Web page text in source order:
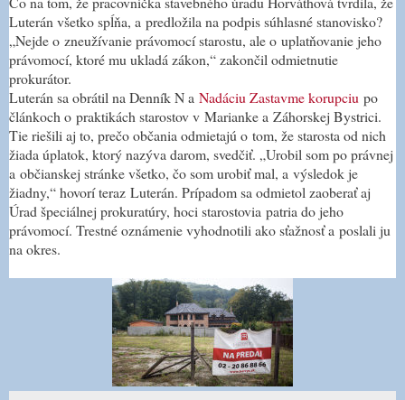
Luterán všetko spĺňa, a predložila na podpis súhlasné stanovisko?
„Nejde o zneužívanie právomocí starostu, ale o uplatňovanie jeho
právomocí, ktoré mu ukladá zákon,“ zakončil odmietnutie
prokurátor.
Luterán sa obrátil na Denník N a Nadáciu Zastavme korupciu po
článkoch o praktikách starostov v Marianke a Záhorskej Bystrici.
Tie riešili aj to, prečo občania odmietajú o tom, že starosta od nich
žiada úplatok, ktorý nazýva darom, svedčiť. „Urobil som po právnej
a občianskej stránke všetko, čo som urobiť mal, a výsledok je
žiadny,“ hovorí teraz Luterán. Prípadom sa odmietol zaoberať aj
Úrad špeciálnej prokuratúry, hoci starostovia patria do jeho
právomocí. Trestné oznámenie vyhodnotili ako sťažnosť a poslali ju
na okres.